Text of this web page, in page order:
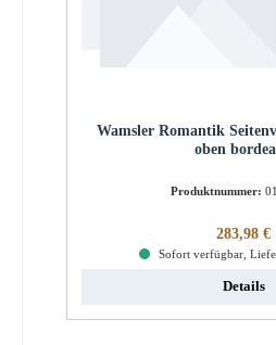
Wamsler Romantik
oben
Produktnummer:
Regulärer
283,98 €
Sofort verfügbar,
Details